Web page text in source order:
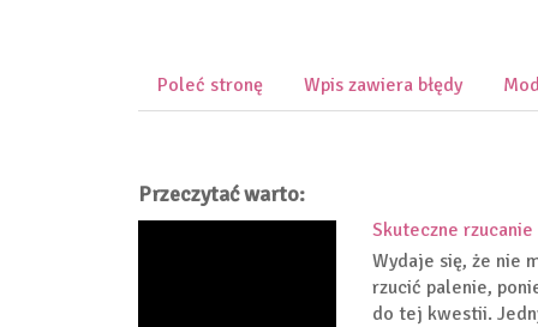
Poleć stronę Wpis zawiera błędy
Przeczytać warto:
Skuteczne
Wydaje się, że nie
rzucić palenie,
do tej kwestii.